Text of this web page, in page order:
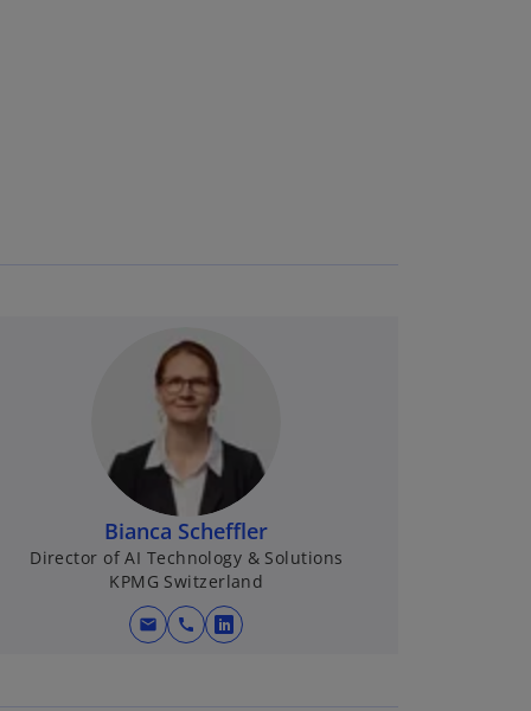
Bianca Scheffler
Director of AI Technology & Solutions
KPMG Switzerland
mail call
w